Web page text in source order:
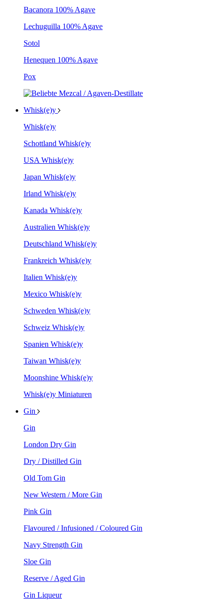
Bacanora 100% Agave
Lechuguilla 100% Agave
Sotol
Henequen 100% Agave
Pox
Whisk(e)y
Whisk(e)y
Schottland Whisk(e)y
USA Whisk(e)y
Japan Whisk(e)y
Irland Whisk(e)y
Kanada Whisk(e)y
Australien Whisk(e)y
Deutschland Whisk(e)y
Frankreich Whisk(e)y
Italien Whisk(e)y
Mexico Whisk(e)y
Schweden Whisk(e)y
Schweiz Whisk(e)y
Spanien Whisk(e)y
Taiwan Whisk(e)y
Moonshine Whisk(e)y
Whisk(e)y Miniaturen
Gin
Gin
London Dry Gin
Dry / Distilled Gin
Old Tom Gin
New Western / More Gin
Pink Gin
Flavoured / Infusioned / Coloured Gin
Navy Strength Gin
Sloe Gin
Reserve / Aged Gin
Gin Liqueur